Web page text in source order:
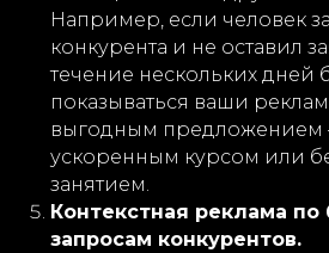
Например, если человек
конкурента и не оставил
течение нескольких дней
показываться ваши
выгодным предложением
ускоренным курсом или
занятием.
Контекстная реклама
запросам конкурентов.